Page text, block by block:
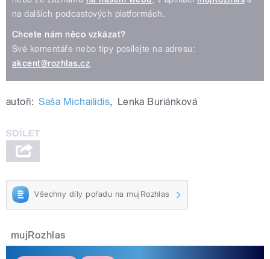
na dalších podcastových platformách.
Chcete nám něco vzkázat?
Své komentáře nebo tipy posílejte na adresu:
akcent@rozhlas.cz
autoři: Saša Michailidis, Lenka Buriánková
Všechny díly pořadu na mujRozhlas
mujRozhlas